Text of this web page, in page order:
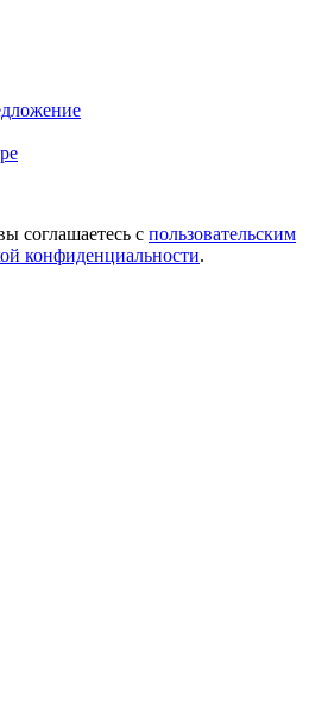
соглашаетесь с пользовательским
конфиденциальности.